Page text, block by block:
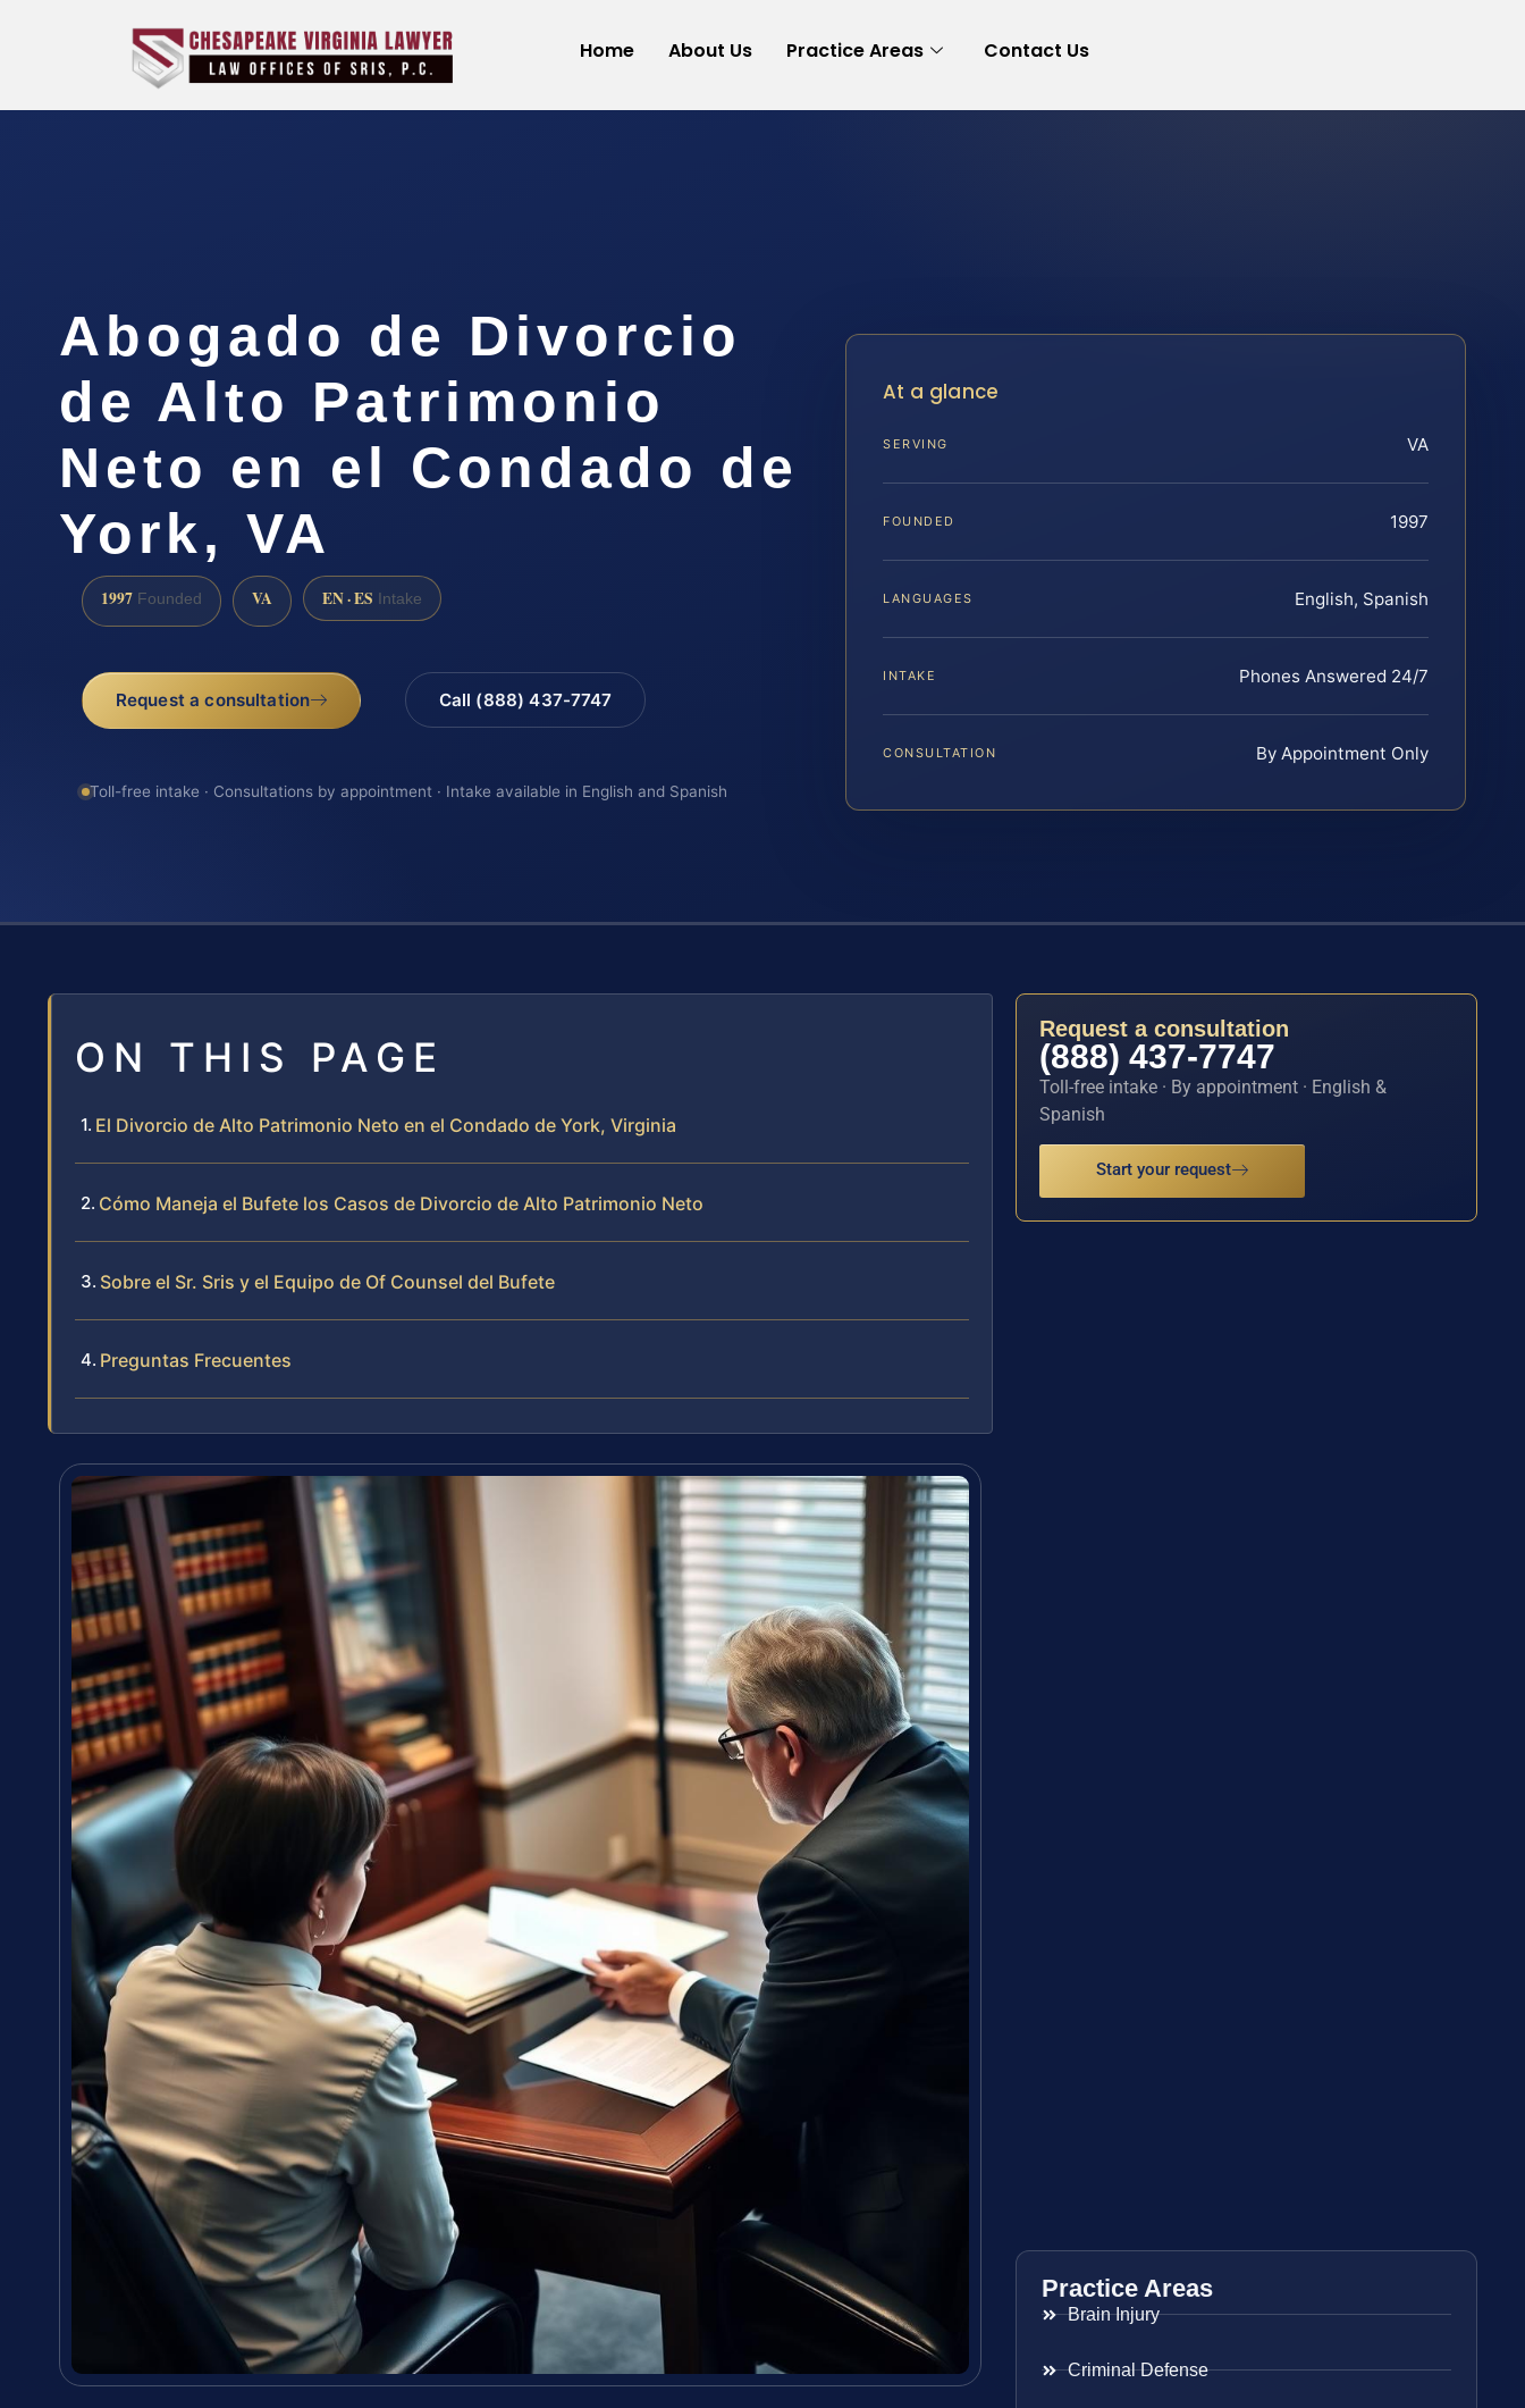
Home About Us Practice Areas Contact Us
Abogado de Divorcio
de Alto Patrimonio
Neto en el Condado de
York, VA
1997 Founded VA EN · ES Intake
Request a consultation Call (888) 437-7747
Toll-free intake · Consultations by appointment · Intake available in English and Spanish
At a glance
SERVING VA
FOUNDED 1997
LANGUAGES English, Spanish
INTAKE Phones Answered 24/7
CONSULTATION By Appointment Only
ON THIS PAGE
El Divorcio de Alto Patrimonio Neto en el Condado de York, Virginia
Cómo Maneja el Bufete los Casos de Divorcio de Alto Patrimonio Neto
Sobre el Sr. Sris y el Equipo de Of Counsel del Bufete
Preguntas Frecuentes
Request a consultation
(888) 437-7747
Toll-free intake · By appointment · English &
Spanish
Start your request
Practice Areas
Brain Injury
Criminal Defense